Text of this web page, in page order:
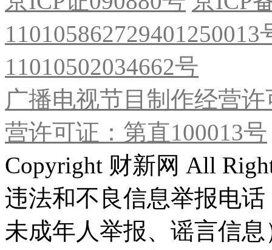
11010502034662号
广播电视节目制作经营
营许可证：第直100013号
Copyright 财新网 All
违法和不良信息举报电
未成年人举报、谣言信